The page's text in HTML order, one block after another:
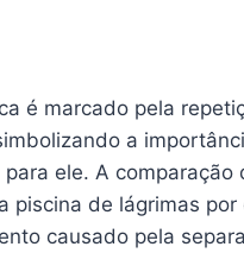
é marcado pela
a
ele. A comparação
piscina de lágrimas por
causado pela